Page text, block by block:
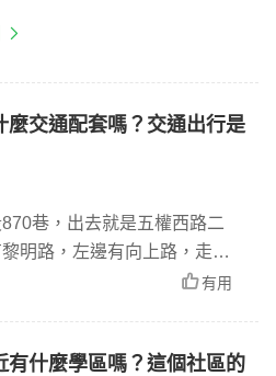
麼交通配套嗎？交通出行是
巷，出去就是五權西路二
明路，左邊有向上路，走向
8分鐘，南來北往交通便利
有用
有什麼學區嗎？這個社區的